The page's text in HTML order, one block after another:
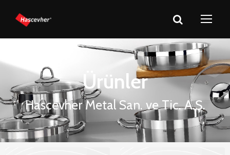
Ürünler
Hascevher Metal San. ve Tic. A.Ş.